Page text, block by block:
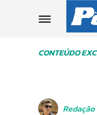
CONTEÚDO
Redação